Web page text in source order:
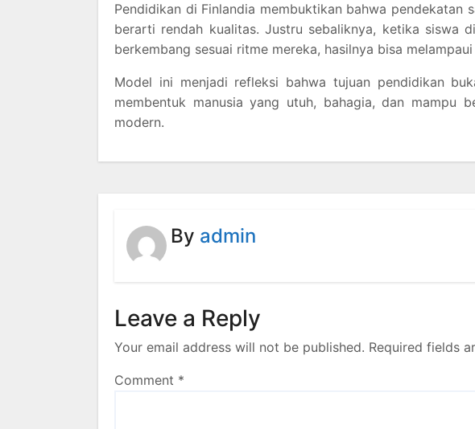
Pendidikan di Finlandia membuktikan bahwa pendekatan
berarti rendah kualitas. Justru sebaliknya, ketika siswa
berkembang sesuai ritme mereka, hasilnya bisa
Model ini menjadi refleksi bahwa tujuan pendidikan
membentuk manusia yang utuh, bahagia, dan mampu
modern.
By admin
Leave a Reply
Your email address will not be published. Required fields
Comment *